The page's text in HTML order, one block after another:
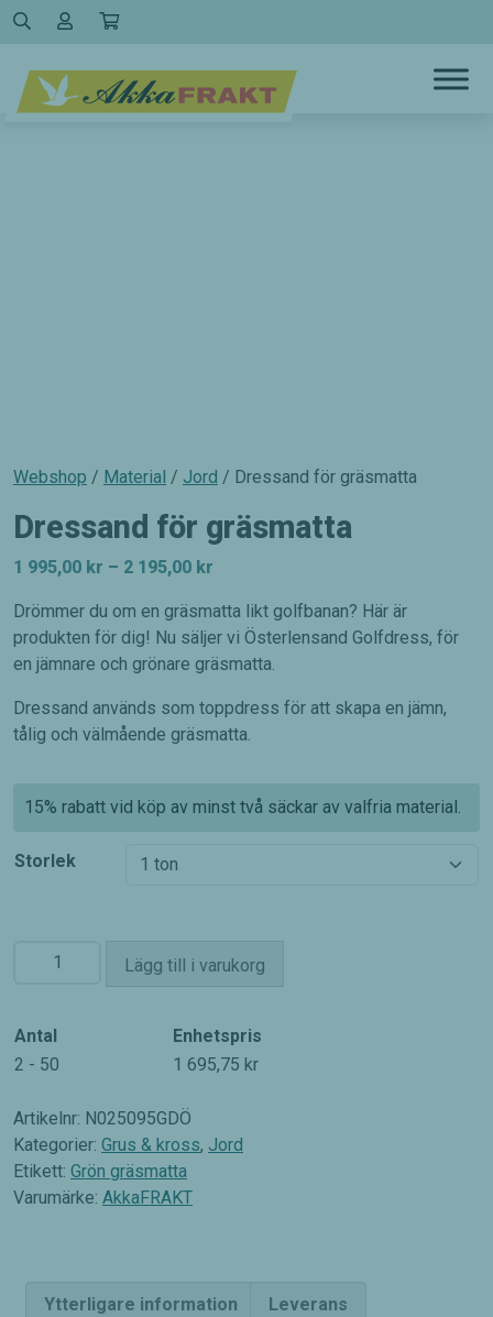
Hoppa
Webshop / Material / Jord / Dressand för gräsmatta
Dressand för gräsmatta
1 995,00 kr – 2 195,00 kr
995,00 kr
till
2
195,00 kr
Drömmer du om en gräsmatta likt golfbanan? Här är
produkten för dig! Nu säljer vi Österlensand Golfdress, för
en jämnare och grönare gräsmatta.
Dressand används som toppdress för att skapa en jämn,
tålig och välmående gräsmatta.
15% rabatt vid köp av minst två säckar av valfria material.
Storlek
Dressand
mängd
Lägg till i varukorg
Antal
Enhetspris
2 - 50
1 695,75 kr
Artikelnr: N025095GDÖ
Kategorier: Grus & kross, Jord
Etikett: Grön gräsmatta
Varumärke: AkkaFRAKT
Ytterligare information Leverans